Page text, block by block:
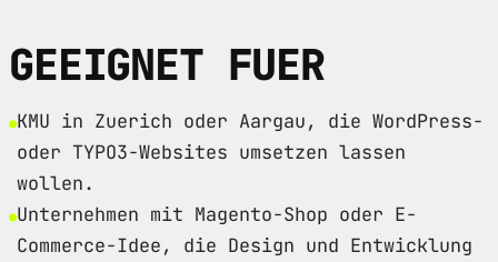
GEEIGNET FUER
KMU in Zuerich oder Aargau, die WordPress-
oder TYPO3-Websites umsetzen lassen
wollen.
Unternehmen mit Magento-Shop oder E-
Commerce-Idee, die Design und Entwicklung